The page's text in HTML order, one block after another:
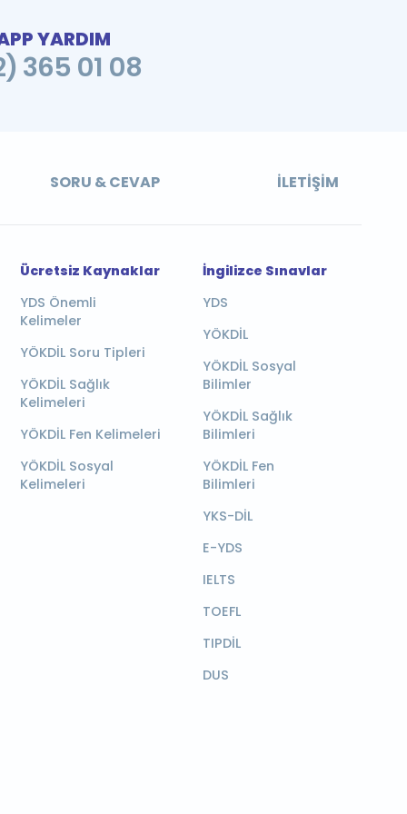
YARDIM
365 01 08
SORU & CEVAP İLETIŞIM
Ücretsiz Kaynaklar
YDS Önemli
Kelimeler
YÖKDİL Soru Tipleri
YÖKDİL Sağlık
Kelimeleri
YÖKDİL Fen Kelimeleri
YÖKDİL Sosyal
Kelimeleri
İngilizce Sınavlar
YDS
YÖKDİL
YÖKDİL Sosyal
Bilimler
YÖKDİL Sağlık
Bilimleri
YÖKDİL Fen
Bilimleri
YKS-DİL
E-YDS
IELTS
TOEFL
TIPDİL
DUS